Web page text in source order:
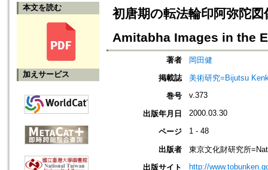
本文を読む
加えサービス
初唐期の転法輪印阿弥陀
Amitabha Images in the
著者
岡田健
掲載誌
美術研究=Bijutsu
巻号
v.373
出版年月日 2000.03.30
ページ 1 - 48
出版者
東京文化財研究所
出版サイト
http://